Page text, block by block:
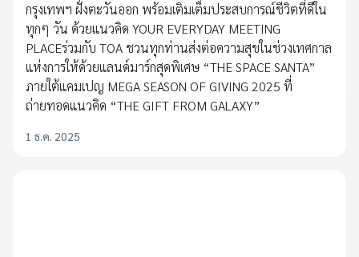
กรุงเทพฯ ฝั่งตะวันออก พร้อมเติมเต็มประสบการณ์ชีวิตที่ดีใน
ทุกๆ วัน ด้วยแนวคิด YOUR EVERYDAY MEETING
PLACEร่วมกับ TOA ชวนทุกท่านส่งต่อความสุขในช่วงเทศกาล
แห่งการให้ด้วยแลนด์มาร์กสุดพิเศษ “THE SPACE SANTA”
ภายใต้แคมเปญ MEGA SEASON OF GIVING 2025 ที่
ถ่ายทอดแนวคิด “THE GIFT FROM GALAXY”
1 ธ.ค. 2025